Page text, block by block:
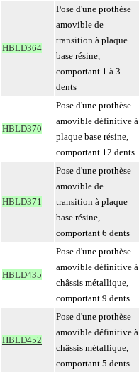
HBLD364
Pose d'une prothèse
amovible de
transition à plaque
base résine,
comportant 1 à 3
dents
HBLD370
Pose d'une prothèse
amovible définitive à
plaque base résine,
comportant 12 dents
HBLD371
Pose d'une prothèse
amovible de
transition à plaque
base résine,
comportant 6 dents
HBLD435
Pose d'une prothèse
amovible définitive à
châssis métallique,
comportant 9 dents
HBLD452
Pose d'une prothèse
amovible définitive à
châssis métallique,
comportant 5 dents